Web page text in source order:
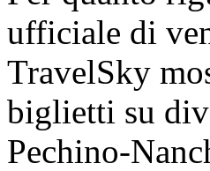
ufficiale di
TravelSky
biglietti su
Pechino-